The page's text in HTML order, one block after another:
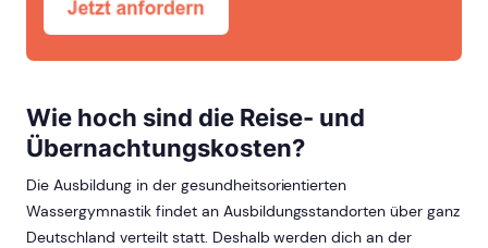
Wie hoch sind die Reise- und
Übernachtungskosten?
Die Ausbildung in der gesundheitsorientierten
Wassergymnastik findet an Ausbildungsstandorten über ganz
Deutschland verteilt statt. Deshalb werden dich an der